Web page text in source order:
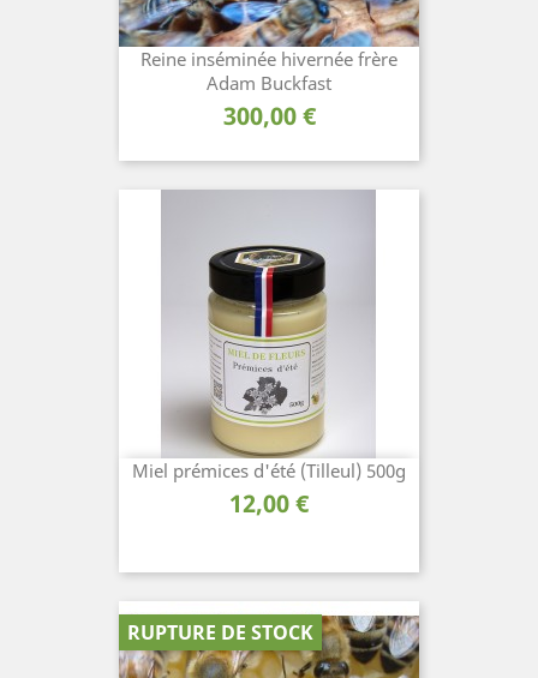
Reine inséminée hivernée frère
Adam Buckfast
Prix
300,00 €
Miel prémices d'été (Tilleul) 500g
Prix
12,00 €
RUPTURE DE STOCK